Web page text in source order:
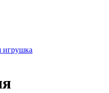
игрушка